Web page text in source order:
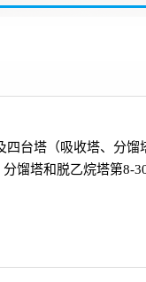
台塔（吸收塔、分
馏塔和脱乙烷塔第8-